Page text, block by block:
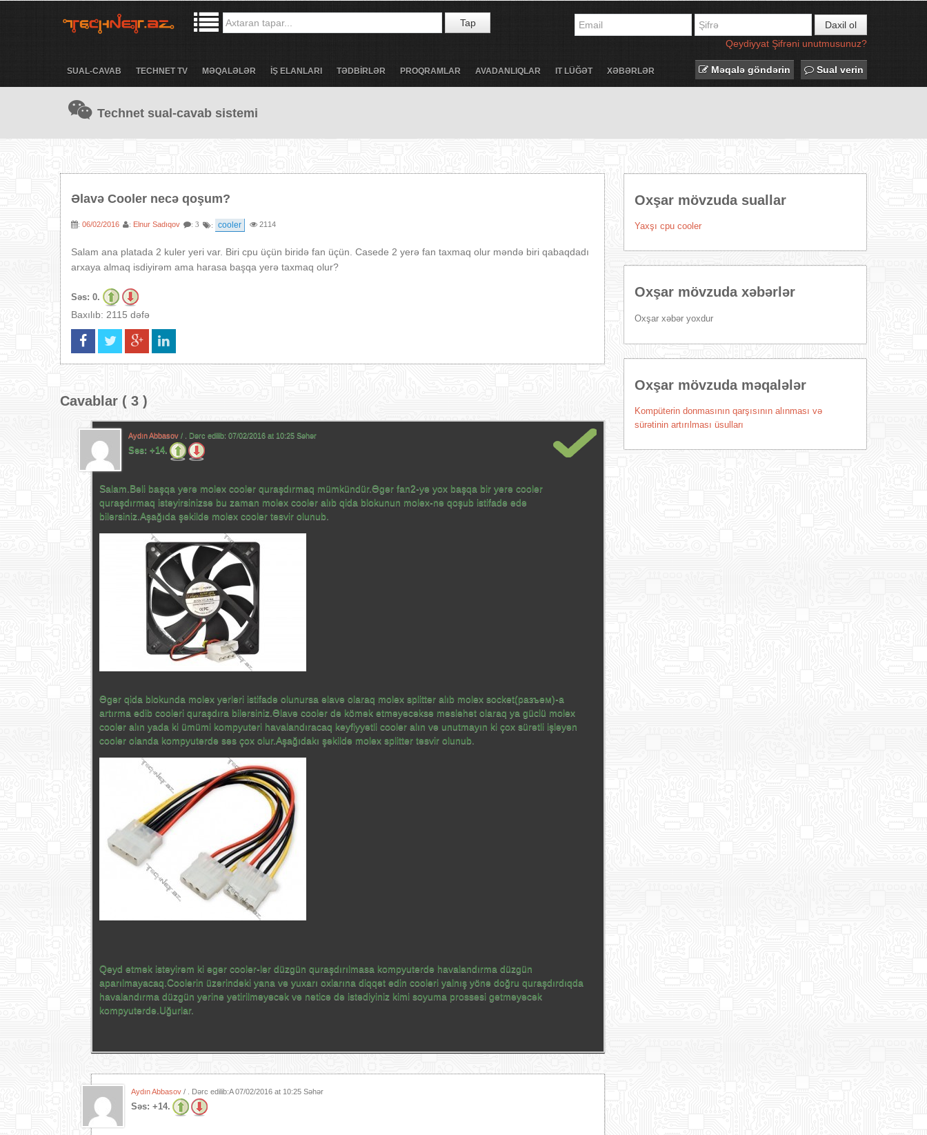
Tap
Daxil ol
Qeydiyyat Şifrəni unutmusunuz?
SUAL-CAVAB TECHNET TV MƏQALƏLƏR İŞ ELANLARI TƏDBİRLƏR PROQRAMLAR AVADANLIQLAR IT LÜĞƏT XƏBƏRLƏR Məqalə göndərin Sual verin
Technet sual-cavab sistemi
Əlavə Cooler necə qoşum?
: 06/02/2016 : Elnur Sadıqov : 3 : cooler 2114
Salam ana platada 2 kuler yeri var. Biri cpu üçün biridə fan üçün. Casede 2 yerə fan taxmaq olur məndə biri qabaqdadı
arxaya almaq isdiyirəm ama harasa başqa yerə taxmaq olur?
Səs: 0.
Baxılıb: 2115 dəfə
Cavablar ( 3 )
Aydın Abbasov / . Dərc edilib: 07/02/2016 at 10:25 Səhər
Səs: +14.
Salam.Bəli başqa yerə molex cooler quraşdırmaq mümkündür.Əgər fan2-yə yox başqa bir yerə cooler
quraşdırmaq istəyirsinizsə bu zaman molex cooler alıb qida blokunun molex-nə qoşub istifadə edə
bilərsiniz.Aşağıda şəkildə molex cooler təsvir olunub.
Əgər qida blokunda molex yerləri istifadə olunursa əlavə olaraq molex splitter alıb molex socket(разъем)-a
artırma edib cooleri quraşdıra bilərsiniz.Əlavə cooler də kömək etməyəcəksə məsləhət olaraq ya güclü molex
cooler alın yada ki ümümi kompyuteri havalandıracaq keyfiyyətli cooler alın və unutmayın ki çox sürətli işləyən
cooler olanda kompyuterdə səs çox olur.Aşağıdakı şəkildə molex splitter təsvir olunub.
Qeyd etmək istəyirəm ki əgər cooler-lər düzgün quraşdırılmasa kompyuterdə havalandırma düzgün
aparılmayacaq.Coolerin üzərindəki yana və yuxarı oxlarına diqqət edin cooleri yalnış yönə doğru quraşdırdıqda
havalandırma düzgün yerine yetirilməyəcək və nəticə də istədiyiniz kimi soyuma prossesi getməyəcək
kompyuterdə.Uğurlar.
Aydın Abbasov / . Dərc edilib:A07/02/2016 at 10:25 Səhər
Səs: +14.
Oxşar mövzuda suallar
Yaxşı cpu cooler
Oxşar mövzuda xəbərlər
Oxşar xəbər yoxdur
Oxşar mövzuda məqalələr
Kompüterin donmasının qarşısının alınması və
sürətinin artırılması üsulları